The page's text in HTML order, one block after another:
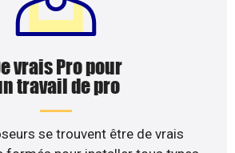
vrais Pro pour
travail de pro
se trouvent être de vrais